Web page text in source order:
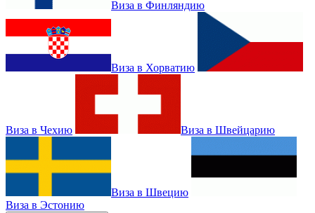
Виза в Финляндию
Виза в Хорватию
Виза в Чехию Виза в Швейцарию
Виза в Швецию
Виза в Эстонию